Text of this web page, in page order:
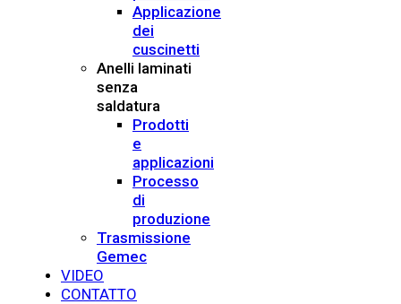
Applicazione
dei
cuscinetti
Anelli laminati
senza
saldatura
Prodotti
e
applicazioni
Processo
di
produzione
Trasmissione
Gemec
VIDEO
CONTATTO